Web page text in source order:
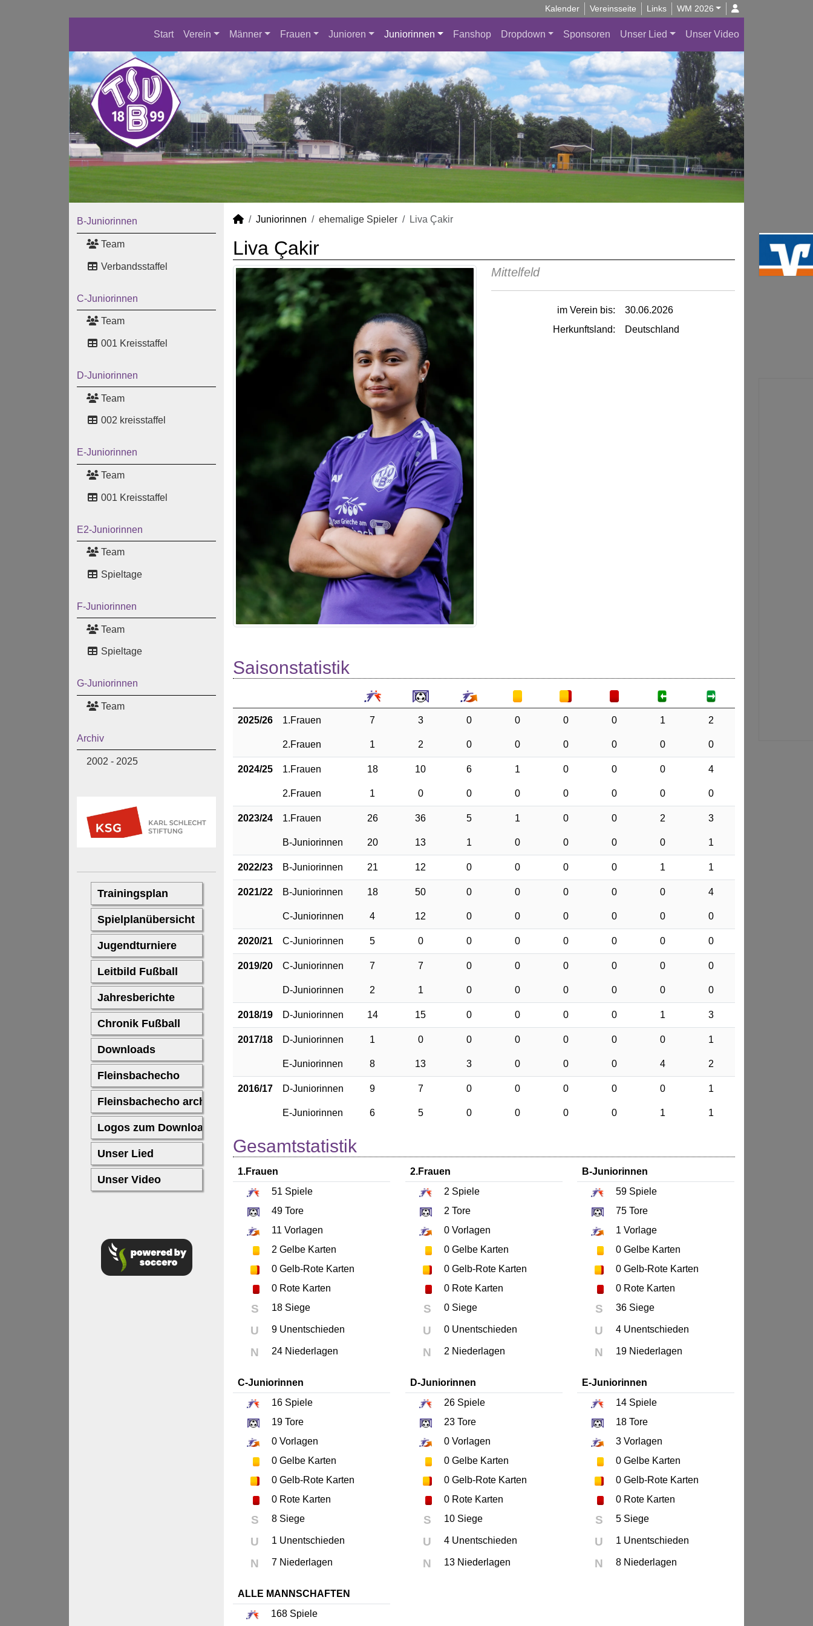
Kalender Vereinsseite Links WM 2026
Start Verein Männer Frauen Junioren Juniorinnen Fanshop Dropdown Sponsoren Unser Lied Unser Video
B-Juniorinnen
Team
Verbandsstaffel
C-Juniorinnen
Team
001 Kreisstaffel
D-Juniorinnen
Team
002 kreisstaffel
E-Juniorinnen
Team
001 Kreisstaffel
E2-Juniorinnen
Team
Spieltage
F-Juniorinnen
Team
Spieltage
G-Juniorinnen
Team
Archiv
2002 - 2025
Juniorinnen ehemalige Spieler Liva Çakir
Liva Çakir
Mittelfeld
im Verein bis:
30.06.2026
Herkunftsland:
Deutschland
Saisonstatistik
2025/26 1.Frauen 7 3 0 0 0 0 1 2
2.Frauen 1 2 0 0 0 0 0 0
2024/25 1.Frauen 18 10 6 1 0 0 0 4
2.Frauen 1 0 0 0 0 0 0 0
2023/24 1.Frauen 26 36 5 1 0 0 2 3
B-Juniorinnen 20 13 1 0 0 0 0 1
2022/23 B-Juniorinnen 21 12 0 0 0 0 1 1
2021/22 B-Juniorinnen 18 50 0 0 0 0 0 4
C-Juniorinnen 4 12 0 0 0 0 0 0
2020/21 C-Juniorinnen 5 0 0 0 0 0 0 0
2019/20 C-Juniorinnen 7 7 0 0 0 0 0 0
D-Juniorinnen 2 1 0 0 0 0 0 0
2018/19 D-Juniorinnen 14 15 0 0 0 0 1 3
2017/18 D-Juniorinnen 1 0 0 0 0 0 0 1
E-Juniorinnen 8 13 3 0 0 0 4 2
2016/17 D-Juniorinnen 9 7 0 0 0 0 0 1
E-Juniorinnen 6 5 0 0 0 0 1 1
Gesamtstatistik
1.Frauen
51 Spiele
49 Tore
11 Vorlagen
2 Gelbe Karten
0 Gelb-Rote Karten
0 Rote Karten
S 18 Siege
U 9 Unentschieden
N 24 Niederlagen
2.Frauen
2 Spiele
2 Tore
0Vorlagen
0Gelbe Karten
0Gelb-Rote Karten
0Rote Karten
S 0 Siege
U 0 Unentschieden
N 2 Niederlagen
B-Juniorinnen
59 Spiele
75 Tore
1 Vorlage
0 Gelbe Karten
0 Gelb-Rote Karten
0 Rote Karten
S 36 Siege
U 4 Unentschieden
N 19 Niederlagen
C-Juniorinnen
16 Spiele
19 Tore
0 Vorlagen
0 Gelbe Karten
0 Gelb-Rote Karten
0 Rote Karten
S 8 Siege
U 1 Unentschieden
N 7 Niederlagen
D-Juniorinnen
26Spiele
23Tore
0Vorlagen
0Gelbe Karten
0Gelb-Rote Karten
0Rote Karten
S 10 Siege
U 4 Unentschieden
N 13 Niederlagen
E-Juniorinnen
14 Spiele
18 Tore
3 Vorlagen
0 Gelbe Karten
0 Gelb-Rote Karten
0 Rote Karten
S 5 Siege
U 1 Unentschieden
N 8 Niederlagen
ALLE MANNSCHAFTEN
168 Spiele